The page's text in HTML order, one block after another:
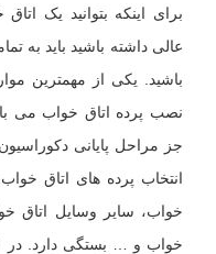
برای اینکه بتوانید یک
عالی داشته باشید باید به
باشید. یکی از مهمترین
نصب پرده اتاق خواب می
جز مراحل پایانی
انتخاب پرده های اتاق
خواب، سایر وسایل اتاق
خواب و … بستگی دارد. در